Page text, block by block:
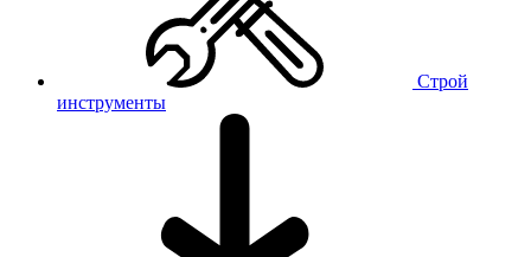
Строй
инструменты